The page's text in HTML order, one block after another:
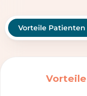
Vorteile Patienten